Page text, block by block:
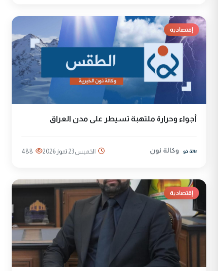
إقتصادية
أجواء وحرارة ملتهبة تسيطر على مدن العراق
وكالة نون الخميس 23 تموز 2026 488
إقتصادية